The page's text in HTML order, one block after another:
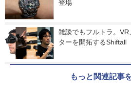
登場
雑談でもフルトラ。
ターを開拓するShiftall
もっと関連記事